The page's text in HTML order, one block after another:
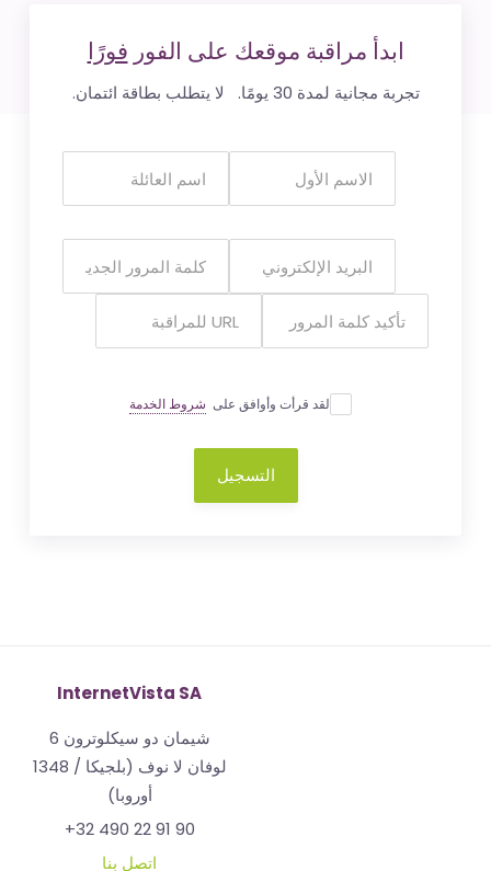
ابدأ مراقبة موقعك على الفورفورًا
تجربة مجانية لمدة 30 يومًا. لا يتطلب بطاقة ائتمان.
لقد قرأت وأوافق علىشروط الخدمة
التسجيل
InternetVista SA
شيمان دو سيكلوترون 6
1348 لوفان لا نوف (بلجيكا /
أوروبا)
+32 490 22 91 90
اتصل بنا